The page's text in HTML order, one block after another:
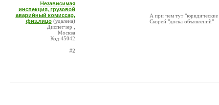
Независимая
инспекция, грузовой
аварийный комиссар,
физ.лицо (удалена)
Диспетчер ,
Москва
Код:45042
#2
А при чем тут
Скорей "доска объявлений"